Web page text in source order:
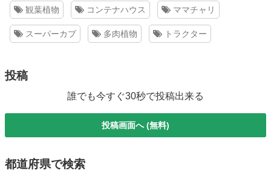
観葉植物 コンテナハウス ママチャリ
スーパーカブ 多肉植物 トラクター
投稿
誰でも今すぐ30秒で投稿出来る
投稿画面へ (無料)
都道府県で検索